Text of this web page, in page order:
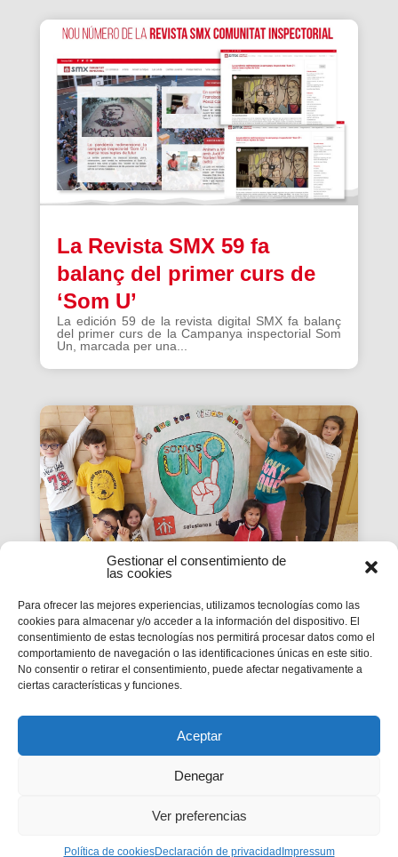
Gestionar el consentimiento de
las cookies
Para ofrecer las mejores experiencias, utilizamos tecnologías como las
cookies para almacenar y/o acceder a la información del dispositivo. El
consentimiento de estas tecnologías nos permitirá procesar datos como el
comportamiento de navegación o las identificaciones únicas en este sitio.
No consentir o retirar el consentimiento, puede afectar negativamente a
ciertas características y funciones.
Aceptar
Denegar
Ver preferencias
Política de cookiesDeclaración de privacidad Impressum
La Revista SMX 59 fa
balanç del primer curs de
‘Som U’
La edición 59 de la revista digital SMX fa balanç
del primer curs de la Campanya inspectorial Som
Un, marcada per una...
La Revista SMX 59 hace
balance del primer curso de
'Somos Uno'
balance del primer curso de la Campaña
inspectorial Somos Uno, marcada...
Privacidad|Aviso legal|Política de cookies